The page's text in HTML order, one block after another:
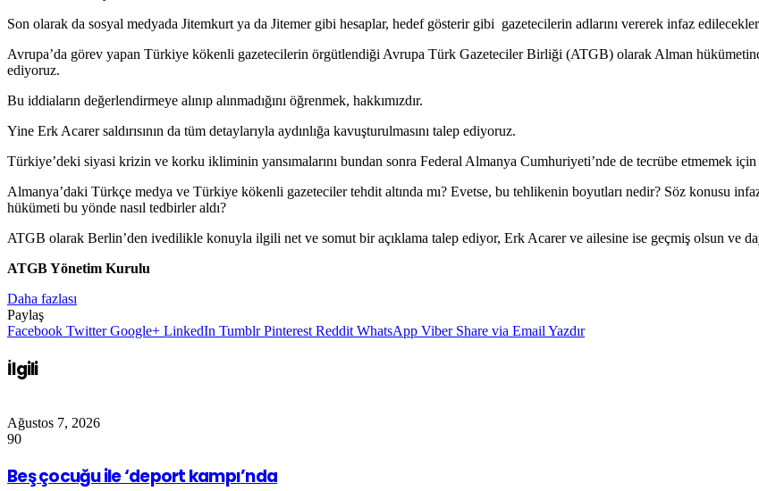
Son olarak da sosyal medyada Jitemkurt ya da Jitemer gibi hesaplar, hedef gösterir gibi gazetecilerin adlarını vererek infaz
Avrupa’da görev yapan Türkiye kökenli gazetecilerin örgütlendiği Avrupa Türk Gazeteciler Birliği (ATGB) olarak Alman
ediyoruz.
Bu iddiaların değerlendirmeye alınıp alınmadığını öğrenmek, hakkımızdır.
Yine Erk Acarer saldırısının da tüm detaylarıyla aydınlığa kavuşturulmasını talep ediyoruz.
Türkiye’deki siyasi krizin ve korku ikliminin yansımalarını bundan sonra Federal Almanya Cumhuriyeti’nde de tecrübe etmemek
Almanya’daki Türkçe medya ve Türkiye kökenli gazeteciler tehdit altında mı? Evetse, bu tehlikenin boyutları nedir? Söz konusu
hükümeti bu yönde nasıl tedbirler aldı?
ATGB olarak Berlin’den ivedilikle konuyla ilgili net ve somut bir açıklama talep ediyor, Erk Acarer ve ailesine ise geçmiş olsun ve
ATGB Yönetim Kurulu
Daha fazlası
Paylaş
Facebook Twitter Google+ LinkedIn Tumblr Pinterest Reddit WhatsApp Viber Share via Email Yazdır
İlgili
Ağustos 7, 2026
90
Beş çocuğu ile ‘deport kampı’nda